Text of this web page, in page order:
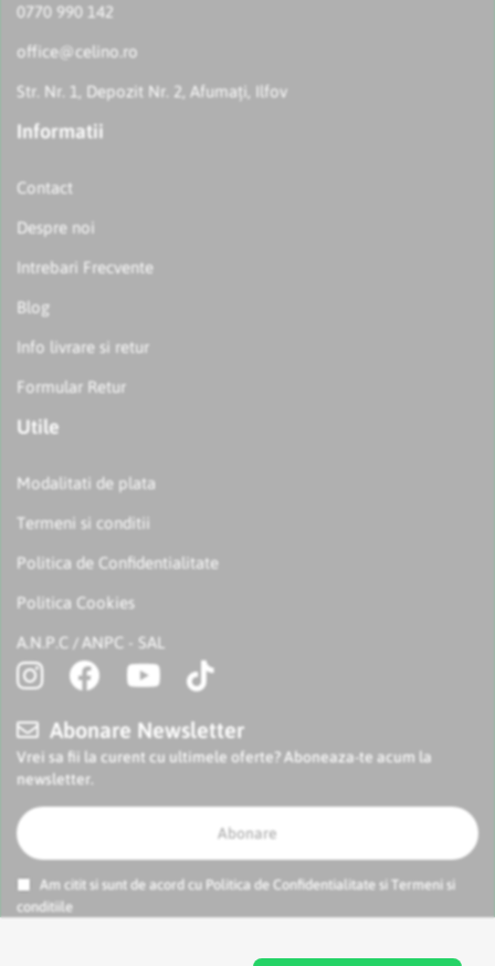
0770 990 142
office@celino.ro
Str. Nr. 1, Depozit Nr. 2, Afumați, Ilfov
Informatii
Contact
Despre noi
Intrebari Frecvente
Blog
Info livrare si retur
Formular Retur
Utile
Modalitati de plata
Termeni si conditii
Politica de Confidentialitate
Politica Cookies
A.N.P.C / ANPC - SAL
Abonare Newsletter
Vrei sa fii la curent cu ultimele oferte? Aboneaza-te acum la
newsletter.
Abonare
Am citit si sunt de acord cu Politica de Confidentialitate si
Termeni si
conditiile